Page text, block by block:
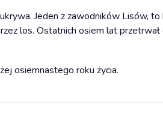
Jeden z zawodników Lisów,
los. Ostatnich osiem lat przetrwał
osiemnastego roku życia.